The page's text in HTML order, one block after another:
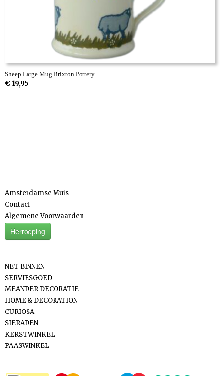
Sheep Large Mug Brixton Pottery
€ 19,95
Amsterdamse Muis
Contact
Algemene Voorwaarden
Herroeping
NET BINNEN
SERVIESGOED
MEANDER DECORATIE
HOME & DECORATION
CURIOSA
SIERADEN
KERSTWINKEL
PAASWINKEL